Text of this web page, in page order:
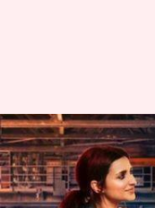
सिद्धार्थ से
चाहती हैं
जोड़ी' का